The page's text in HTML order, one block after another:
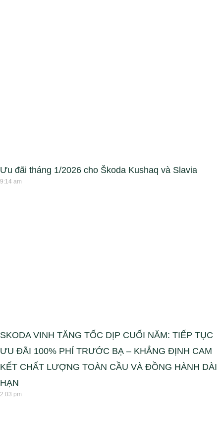
Ưu đãi tháng 1/2026 cho Škoda Kushaq và Slavia
9:14 am
SKODA VINH TĂNG TỐC DỊP CUỐI NĂM: TIẾP TỤC
ƯU ĐÃI 100% PHÍ TRƯỚC BẠ – KHẲNG ĐỊNH CAM
KẾT CHẤT LƯỢNG TOÀN CẦU VÀ ĐỒNG HÀNH DÀI
HẠN
2:03 pm